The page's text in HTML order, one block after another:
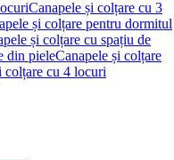
Canapele și colțare cu 3
și colțare pentru dormitul
și colțare cu spațiu de
din pieleCanapele și colțare
colțare cu 4 locuri